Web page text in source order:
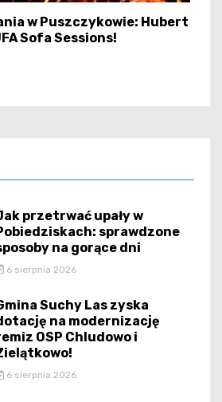
w Puszczykowie: Hubert
Sofa Sessions!
przetrwać upały w
sprawdzone
na gorące dni
6 sierpnia 2026
Suchy Las zyska
na modernizację
OSP Chludowo i
6 sierpnia 2026